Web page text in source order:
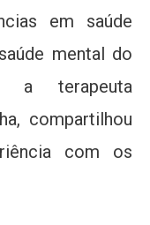
em saúde
mental do
a terapeuta
compartilhou
com os